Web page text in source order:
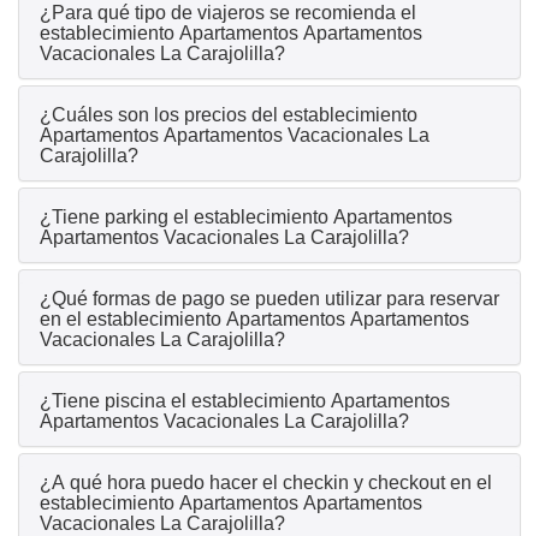
¿Para qué tipo de viajeros se recomienda el
establecimiento Apartamentos Apartamentos
Vacacionales La Carajolilla?
¿Cuáles son los precios del establecimiento
Apartamentos Apartamentos Vacacionales La
Carajolilla?
¿Tiene parking el establecimiento Apartamentos
Apartamentos Vacacionales La Carajolilla?
¿Qué formas de pago se pueden utilizar para reservar
en el establecimiento Apartamentos Apartamentos
Vacacionales La Carajolilla?
¿Tiene piscina el establecimiento Apartamentos
Apartamentos Vacacionales La Carajolilla?
¿A qué hora puedo hacer el checkin y checkout en el
establecimiento Apartamentos Apartamentos
Vacacionales La Carajolilla?